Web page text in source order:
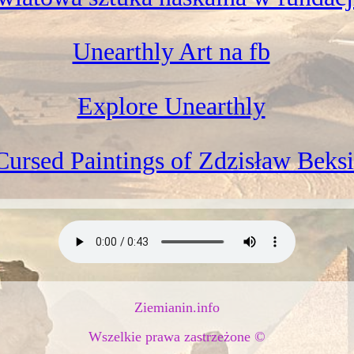
Unearthly Art na fb
Explore Unearthly
Paintings of Zdzisław
Ziemianin.info
Wszelkie prawa zastrzeżone ©